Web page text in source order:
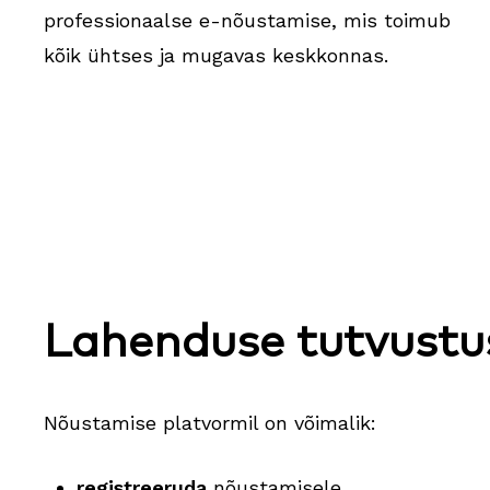
professionaalse e-nõustamise, mis toimub
kõik ühtses ja mugavas keskkonnas.
Lahenduse
Nõustamise platvormil on võimalik: